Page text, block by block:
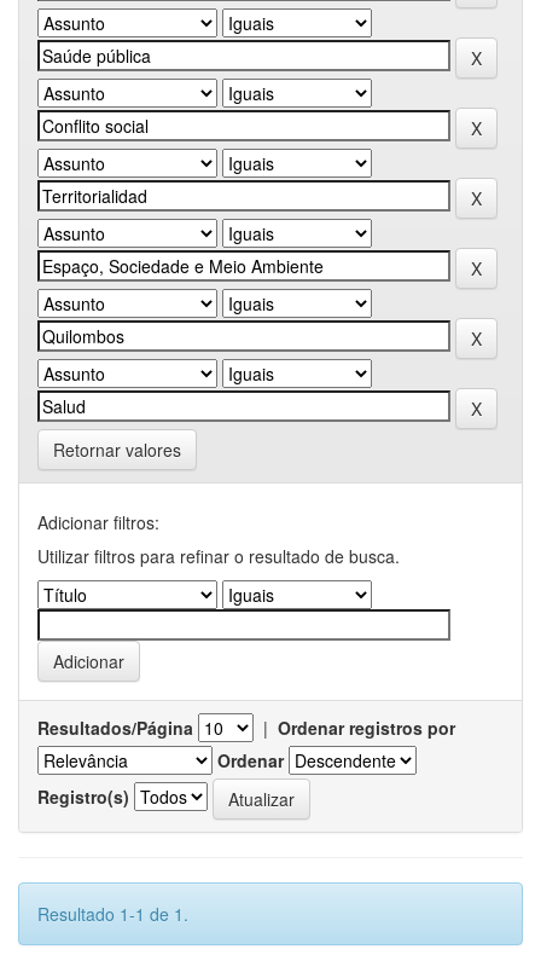
Retornar valores
Adicionar filtros:
Utilizar filtros para refinar o resultado de busca.
Resultados/Página | Ordenar registros por
Ordenar
Registro(s)
Resultado 1-1 de 1.